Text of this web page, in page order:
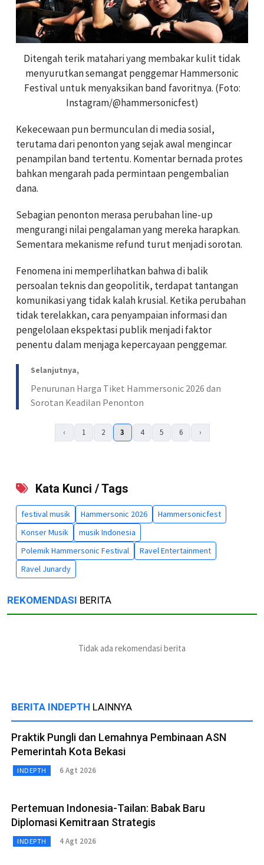
Ditengah terik matahari yang membakar kulit tidak
menyurutkan semangat penggemar Hammersonic
Festival untuk menyaksikan band favoritnya. (Foto:
Instagram/@hammersonicfest)
Kekecewaan pun bermunculan di media sosial,
terutama dari penonton yang sejak awal mengincar
penampilan band tertentu. Komentar bernada protes
bahkan mengarah pada permintaan pengembalian
dana.
Sebagian penonton merasa perubahan line-up
mengurangi nilai pengalaman yang mereka harapkan.
Sementara mekanisme refund turut menjadi sorotan.
Fenomena ini memperlihatkan bahwa di balik
persoalan teknis dan geopolitik, terdapat tantangan
komunikasi yang tidak kalah krusial. Ketika perubahan
tidak terelakkan, cara penyampaian informasi dan
pengelolaan ekspektasi publik menjadi faktor
penentu dalam menjaga kepercayaan penggemar.
Selanjutnya,
Penurunan Harga Tiket Hammersonic 2026 dan
Sorotan Keadilan Penonton
‹ 1 2 3 4 5 6 ›
Kata Kunci / Tags
festival musik Hammersonic 2026
Hammersonicfest
Konser Musik
musik Indonesia
Polemik Hammersonic Festival
Ravel Entertainment
Ravel Junardy
REKOMENDASI BERITA
Tidak ada rekomendasi berita
BERITA INDEPTH LAINNYA
Praktik Pungli dan Lemahnya Pembinaan ASN
Pemerintah Kota Bekasi
INDEPTH 6 Agt 2026
Pertemuan Indonesia-Tailan: Babak Baru
Diplomasi Kemitraan Strategis
INDEPTH 4 Agt 2026